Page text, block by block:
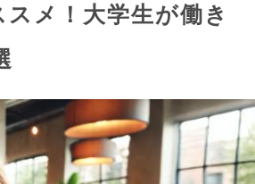
メ！大学生が働き